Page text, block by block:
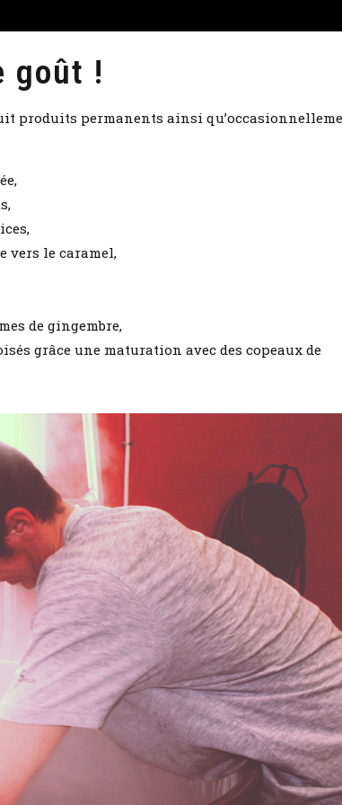
goût !
produits permanents ainsi
vers le caramel,
de gingembre,
grâce une maturation avec des copeaux de